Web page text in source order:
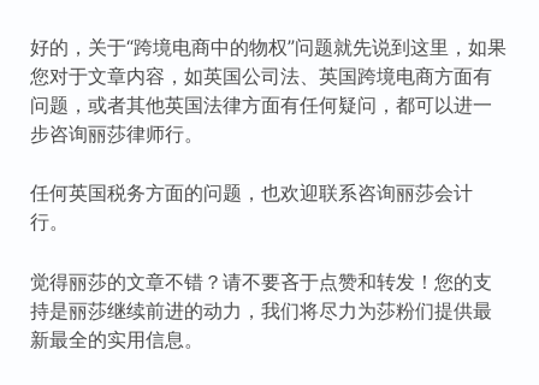
好的，关于“跨境电商中的物权”问题就先说到这里，如果
您对于文章内容，如英国公司法、英国跨境电商方面有
问题，或者其他英国法律方面有任何疑问，都可以进一
步咨询丽莎律师行。
任何英国税务方面的问题，也欢迎联系咨询丽莎会计
行。
觉得丽莎的文章不错？请不要吝于点赞和转发！您的支
持是丽莎继续前进的动力，我们将尽力为莎粉们提供最
新最全的实用信息。